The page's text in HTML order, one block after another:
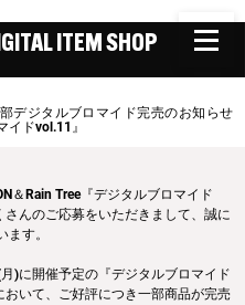
ITEM SHOP
デジタルブロマイド完売のお知らせ
イドvol.11』
＆Rain Tree『デジタルブロマイド
んのご応募をいただきまして、誠に
ます。
)に開催予定の『デジタルブロマイド
おいて、ご好評につき一部商品が完売